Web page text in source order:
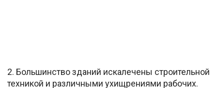
2. Большинство зданий искалечены строительной
техникой и различными ухищрениями рабочих.